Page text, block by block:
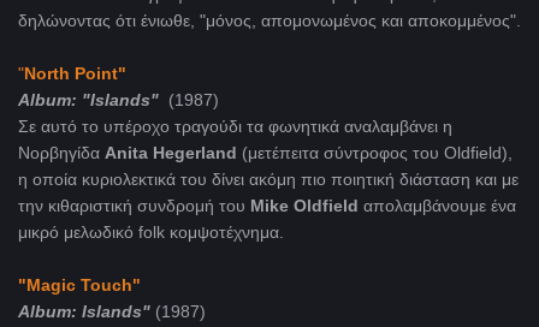
δηλώνοντας ότι ένιωθε, "μόνος, απομονωμένος και αποκομμένος".
"North Point"
Album: "Islands" (1987)
Σε αυτό το υπέροχο τραγούδι τα φωνητικά αναλαμβάνει η
Νορβηγίδα Αnita Hegerland (μετέπειτα σύντροφος του Oldfield),
η οποία κυριολεκτικά του δίνει ακόμη πιο ποιητική διάσταση και με
την κιθαριστική συνδρομή του Mike Oldfield απολαμβάνουμε ένα
μικρό μελωδικό folk κομψοτέχνημα.
"Magic Touch"
Album: Islands" (1987)